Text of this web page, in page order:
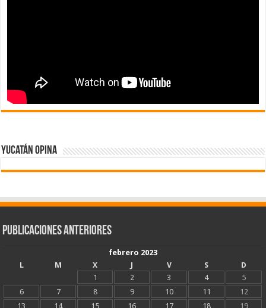
Yucatán Opina
Publicaciones Anteriores
febrero 2023
L
M X J V S
D
1
2 3 4
5
6
7 8 9 10 11
12
13
14 15 16 17 18
19